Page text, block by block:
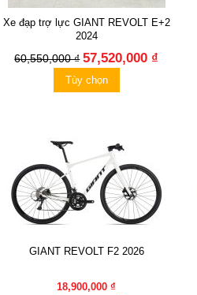
Xe đạp trợ lực GIANT REVOLT E+2
2024
60,550,000 ₫ 57,520,000 ₫
Tùy chọn
GIANT REVOLT F2 2026
18,900,000 ₫